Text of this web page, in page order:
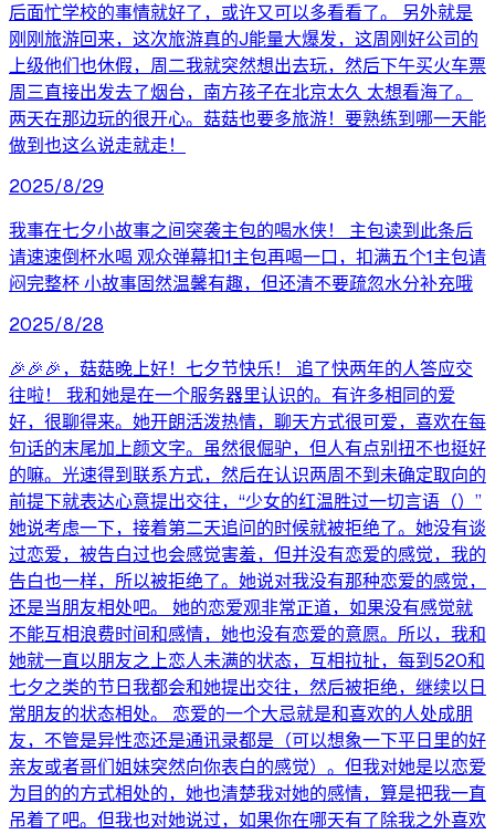
后面忙学校的事情就好了，或许又可以多看看了。 另外就是
刚刚旅游回来，这次旅游真的J能量大爆发，这周刚好公司的
上级他们也休假，周二我就突然想出去玩，然后下午买火车票
周三直接出发去了烟台，南方孩子在北京太久 太想看海了。
两天在那边玩的很开心。菇菇也要多旅游！要熟练到哪一天能
做到也这么说走就走！
2025/8/29
我事在七夕小故事之间突袭主包的喝水侠！ 主包读到此条后
请速速倒杯水喝 观众弹幕扣1主包再喝一口，扣满五个1主包请
闷完整杯 小故事固然温馨有趣，但还清不要疏忽水分补充哦
2025/8/28
🎉🎉🎉，菇菇晚上好！七夕节快乐！ 追了快两年的人答应交
往啦！ 我和她是在一个服务器里认识的。有许多相同的爱
好，很聊得来。她开朗活泼热情，聊天方式很可爱，喜欢在每
句话的末尾加上颜文字。虽然很倔驴，但人有点别扭不也挺好
的嘛。光速得到联系方式，然后在认识两周不到未确定取向的
前提下就表达心意提出交往，“少女的红温胜过一切言语（）”
她说考虑一下，接着第二天追问的时候就被拒绝了。她没有谈
过恋爱，被告白过也会感觉害羞，但并没有恋爱的感觉，我的
告白也一样，所以被拒绝了。她说对我没有那种恋爱的感觉，
还是当朋友相处吧。 她的恋爱观非常正道，如果没有感觉就
不能互相浪费时间和感情，她也没有恋爱的意愿。所以，我和
她就一直以朋友之上恋人未满的状态，互相拉扯，每到520和
七夕之类的节日我都会和她提出交往，然后被拒绝，继续以日
常朋友的状态相处。 恋爱的一个大忌就是和喜欢的人处成朋
友，不管是异性恋还是通讯录都是（可以想象一下平日里的好
亲友或者哥们姐妹突然向你表白的感觉）。但我对她是以恋爱
为目的的方式相处的，她也清楚我对她的感情，算是把我一直
吊着了吧。但我也对她说过，如果你在哪天有了除我之外喜欢